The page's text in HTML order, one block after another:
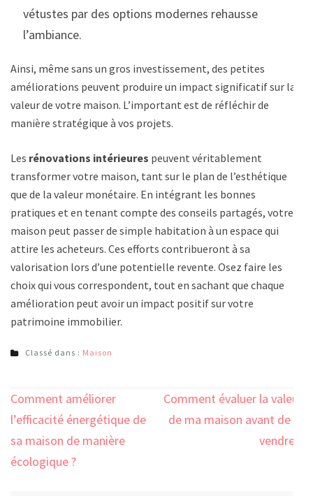
vétustes par des options modernes rehausse
l’ambiance.
Ainsi, même sans un gros investissement, des petites
améliorations peuvent produire un impact significatif sur la
valeur de votre maison. L’important est de réfléchir de
manière stratégique à vos projets.
Les rénovations intérieures peuvent véritablement
transformer votre maison, tant sur le plan de l’esthétique
que de la valeur monétaire. En intégrant les bonnes
pratiques et en tenant compte des conseils partagés, votre
maison peut passer de simple habitation à un espace qui
attire les acheteurs. Ces efforts contribueront à sa
valorisation lors d’une potentielle revente. Osez faire les
choix qui vous correspondent, tout en sachant que chaque
amélioration peut avoir un impact positif sur votre
patrimoine immobilier.
Classé dans : Maison
Navigation
de
l’article
Comment améliorer
l’efficacité énergétique de
sa maison de manière
écologique ?
Comment évaluer la valeur
de ma maison avant de la
vendre ?